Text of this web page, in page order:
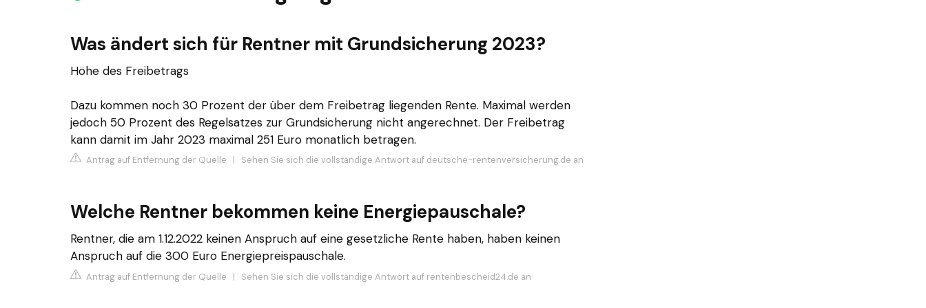
Was ändert sich für Rentner mit Grundsicherung 2023?
Höhe des Freibetrags
Dazu kommen noch 30 Prozent der über dem Freibetrag liegenden Rente. Maximal werden
jedoch 50 Prozent des Regelsatzes zur Grundsicherung nicht angerechnet. Der Freibetrag
kann damit im Jahr 2023 maximal 251 Euro monatlich betragen.
Antrag auf Entfernung der Quelle Sehen Sie sich die vollständige Antwort auf deutsche-rentenversicherung.de an
Welche Rentner bekommen keine Energiepauschale?
Rentner, die am 1.12.2022 keinen Anspruch auf eine gesetzliche Rente haben, haben keinen
Anspruch auf die 300 Euro Energiepreispauschale.
Antrag auf Entfernung der Quelle | Sehen Sie sich die vollständige Antwort auf rentenbescheid24.de an